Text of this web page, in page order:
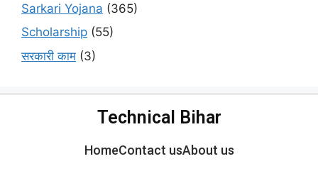
Sarkari Yojana (365)
Scholarship (55)
सरकारी काम (3)
Technical Bihar
HomeContact usAbout us